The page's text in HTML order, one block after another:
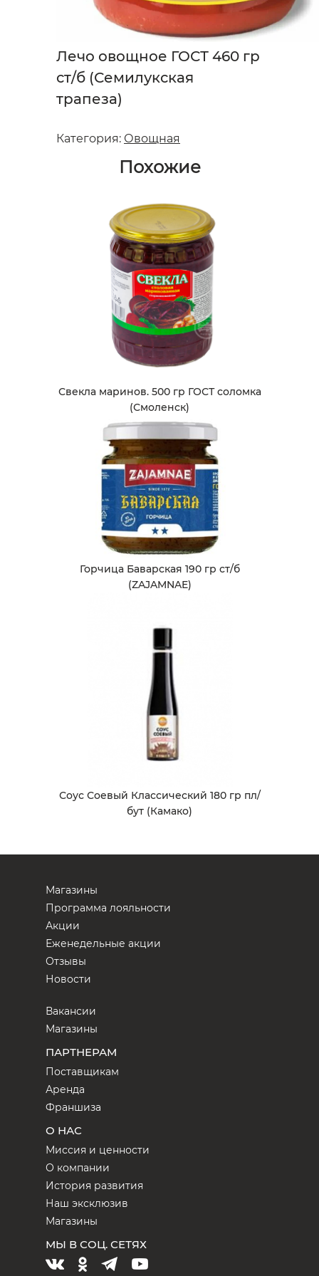
Лечо овощное ГОСТ 460 гр
ст/б (Семилукская
трапеза)
Категория: Овощная
Похожие
Свекла маринов. 500 гр ГОСТ соломка
(Смоленск)
Горчица Баварская 190 гр ст/б
(ZAJAMNAE)
Соус Соевый Классический 180 гр пл/
бут (Камако)
Магазины
Программа лояльности
Акции
Еженедельные акции
Отзывы
Новости
Вакансии
Магазины
ПАРТНЕРАМ
Поставщикам
Аренда
Франшиза
О НАС
Миссия и ценности
О компании
История развития
Наш эксклюзив
Магазины
МЫ В СОЦ. СЕТЯХ